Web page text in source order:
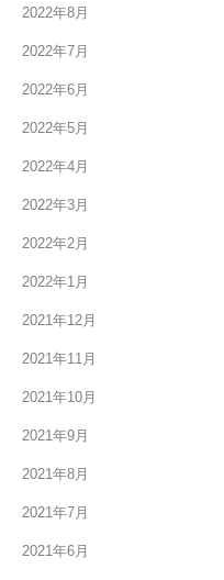
2022年8月
2022年7月
2022年6月
2022年5月
2022年4月
2022年3月
2022年2月
2022年1月
2021年12月
2021年11月
2021年10月
2021年9月
2021年8月
2021年7月
2021年6月